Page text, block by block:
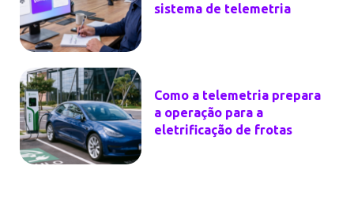
sistema de telemetria
Como a telemetria prepara
a operação para a
eletrificação de frotas